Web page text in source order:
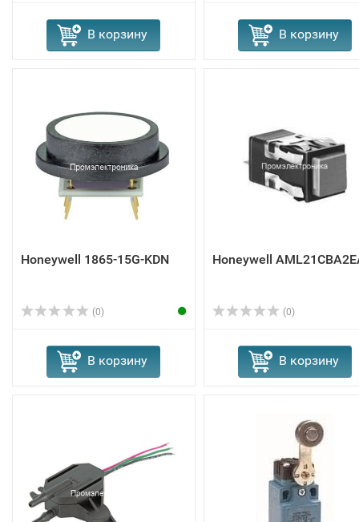
В корзину В корзину
Honeywell 1865-15G-KDN
(0)
В корзину
Honeywell
(0)
В корзину